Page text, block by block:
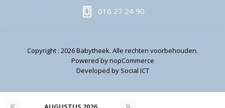
016 27 24 90
Copyright ; 2026 Babytheek. Alle rechten voorbehouden.
Powered bynopCommerce
Developed by Social ICT